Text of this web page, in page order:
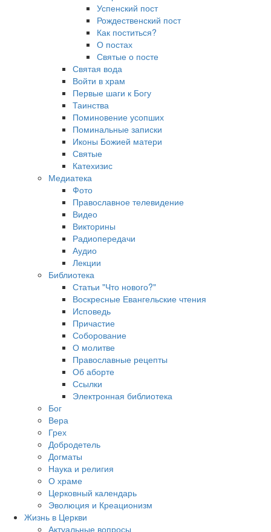
Успенский пост
Рождественский пост
Как поститься?
О постах
Святые о посте
Святая вода
Войти в храм
Первые шаги к Богу
Таинства
Поминовение усопших
Поминальные записки
Иконы Божией матери
Святые
Катехизис
Медиатека
Фото
Православное телевидение
Видео
Викторины
Радиопередачи
Аудио
Лекции
Библиотека
Статьи "Что нового?"
Воскресные Евангельские чтения
Исповедь
Причастие
Соборование
О молитве
Православные рецепты
Об аборте
Ссылки
Электронная библиотека
Бог
Вера
Грех
Добродетель
Догматы
Наука и религия
О храме
Церковный календарь
Эволюция и Креационизм
Жизнь в Церкви
Актуальные вопросы